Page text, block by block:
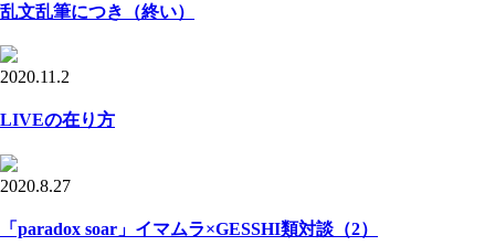
乱文乱筆につき（終い）
2020.11.2
LIVEの在り方
2020.8.27
「paradox soar」イマムラ×GESSHI類対談（2）